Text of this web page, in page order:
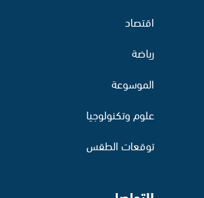
اقتصاد
رياضة
الموسوعة
علوم وتكنولوجيا
توقعات الطقس